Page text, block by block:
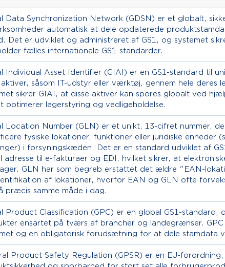
Data Synchronization Network (GDSN) er et globalt,
automatisk at dele opdaterede
Det er udviklet og administreret af GS1, og systemet
fælles internationale GS1-standarder.
Individual Asset Identifier (GIAI) er en GS1-standard til
såsom IT-udstyr eller værktøj, gennem hele deres
sikrer GIAI, at disse aktiver kan spores globalt ved
optimerer lagerstyring og vedligeholdelse.
Location Number (GLN) er et unikt, 13-cifret nummer,
fysiske lokationer, funktioner eller juridiske enheder
i forsyningskæden. Det er en standard udviklet af
adresse til e-fakturaer og EDI, hvilket sikrer, at
GLN har som begreb erstattet det ældre "EAN-
af lokationer, hvorfor EAN og GLN ofte
præcis samme måde i dag.
Product Classification (GPC) er en global GS1-standard,
ensartet på tværs af brancher og landegrænser. GPC
og en obligatorisk forudsætning for at dele stamdata
Product Safety Regulation (GPSR) er en EU-